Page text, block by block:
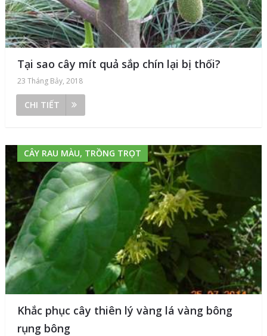
Tại sao cây mít quả sắp chín lại bị thối?
23 Tháng Bảy, 2018
CHI TIẾT
CÂY RAU MÀU, TRỒNG TRỌT
Khắc phục cây thiên lý vàng lá vàng bông
rụng bông